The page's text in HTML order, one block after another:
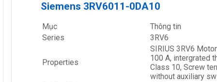
Siemens 3RV6011-0DA10
Mục
Thông tin
Series
3RV6
Properties
SIRIUS 3RV6
100 A, intergrated
Class 10, Screw
without auxiliary